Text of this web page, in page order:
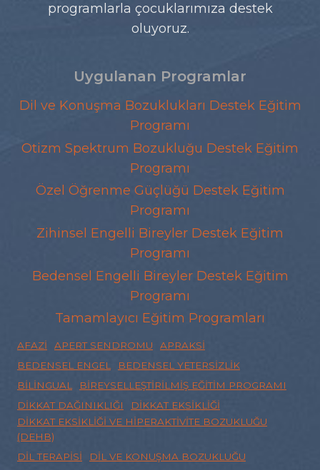
programlarla çocuklarımıza destek
oluyoruz.
Uygulanan Programlar
Dil ve Konuşma Bozuklukları Destek Eğitim
Programı
Otizm Spektrum Bozukluğu Destek Eğitim
Programı
Özel Öğrenme Güçlüğü Destek Eğitim
Programı
Zihinsel Engelli Bireyler Destek Eğitim
Programı
Bedensel Engelli Bireyler Destek Eğitim
Programı
Tamamlayıcı Eğitim Programları
AFAZI APERT SENDROMU
APRAKSI
BEDENSEL ENGEL
BEDENSEL YETERSIZLIK
BILINGUAL
BIREYSELLEŞTIRILMIŞ EĞITIM PROGRAMI
DIKKAT DAĞINIKLIĞI
DIKKAT EKSIKLIĞI
DIKKAT EKSIKLIĞI VE HIPERAKTIVITE BOZUKLUĞU
(DEHB)
DIL TERAPISI
DIL VE KONUŞMA BOZUKLUĞU